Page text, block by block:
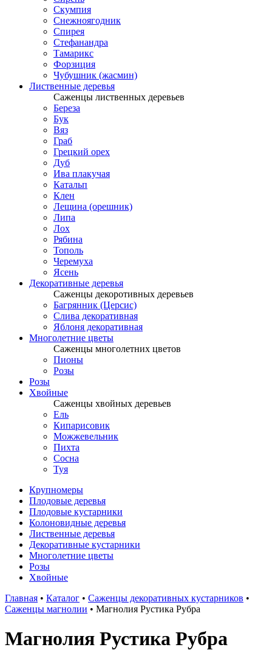
Скумпия
Снежноягодник
Спирея
Стефанандра
Тамарикс
Форзиция
Чубушник (жасмин)
Лиственные деревья
Саженцы лиственных деревьев
Береза
Бук
Вяз
Граб
Грецкий орех
Дуб
Ива плакучая
Катальп
Клен
Лещина (орешник)
Липа
Лох
Рябина
Тополь
Черемуха
Ясень
Декоративные деревья
Саженцы декоротивных деревьев
Багрянник (Церсис)
Слива декоративная
Яблоня декоративная
Многолетние цветы
Саженцы многолетних цветов
Пионы
Розы
Розы
Хвойные
Саженцы хвойных деревьев
Ель
Кипарисовик
Можжевельник
Пихта
Сосна
Туя
Крупномеры
Плодовые деревья
Плодовые кустарники
Колоновидные деревья
Лиственные деревья
Декоративные кустарники
Многолетние цветы
Розы
Хвойные
Главная • Каталог • Саженцы декоративных кустарников •
Саженцы магнолии • Магнолия Рустика Рубра
Магнолия Рустика Рубра